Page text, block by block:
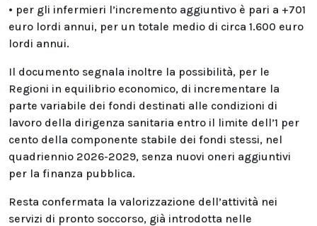
• per gli infermieri l’incremento aggiuntivo è pari a +701
euro lordi annui, per un totale medio di circa 1.600 euro
lordi annui.
Il documento segnala inoltre la possibilità, per le
Regioni in equilibrio economico, di incrementare la
parte variabile dei fondi destinati alle condizioni di
lavoro della dirigenza sanitaria entro il limite dell’1 per
cento della componente stabile dei fondi stessi, nel
quadriennio 2026-2029, senza nuovi oneri aggiuntivi
per la finanza pubblica.
Resta confermata la valorizzazione dell’attività nei
servizi di pronto soccorso, già introdotta nelle